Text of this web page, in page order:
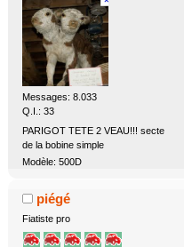
Messages: 8.033
Q.I.: 33
PARIGOT TETE 2 VEAU!!! secte
de la bobine simple
Modèle: 500D
piégé
Fiatiste pro